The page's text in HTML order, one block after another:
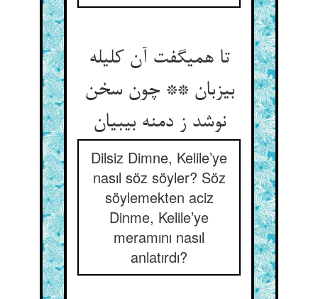
تا همی‏گفت آن کلیله
بی‏زبان ** چون سخن
نوشد ز دمنه بی‏بیان‏
Dilsiz Dimne, Kelile’ye
nasıl söz söyler? Söz
söylemekten aciz
Dinme, Kelile’ye
meramını nasıl
anlatırdı?